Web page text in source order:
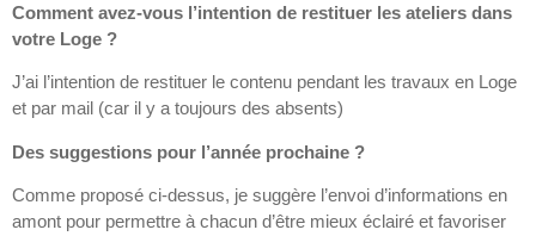
Comment avez-vous l’intention de restituer les ateliers dans
votre Loge ?
J’ai l’intention de restituer le contenu pendant les travaux en Loge
et par mail (car il y a toujours des absents)
Des suggestions pour l’année prochaine ?
Comme proposé ci-dessus, je suggère l’envoi d’informations en
amont pour permettre à chacun d’être mieux éclairé et favoriser